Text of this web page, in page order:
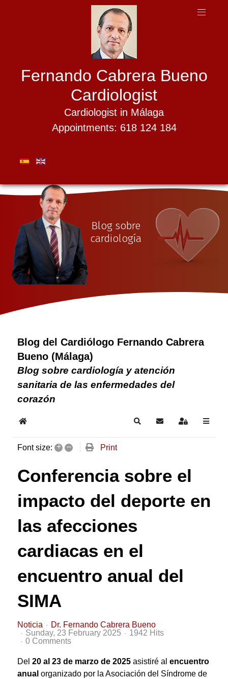
Fernando Cabrera Bueno
Cardiologist
Cardiologist in Málaga
Appointments: 618 124 184
Blog sobre
cardiología
Blog del Cardiólogo Fernando Cabrera
Bueno (Málaga)
Blog sobre cardiología y atención
sanitaria de las enfermedades del
corazón
Home SearchSubscribe to blog
Sign In
Font size: + – Print
Conferencia sobre el
impacto del deporte en
las afecciones
cardiacas en el
encuentro anual del
SIMA
Noticia
Dr. Fernando Cabrera Bueno
Sunday, 23 February 2025
1942 Hits
0 Comments
Del 20 al 23 de marzo de 2025 asistiré al encuentro
anual organizado por la Asociación del Síndrome de